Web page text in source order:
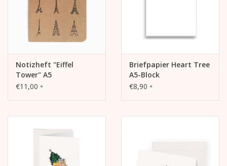
Notizheft "Eiffel
Tower" A5
€11,00 *
Briefpapier Heart Tree
A5-Block
€8,90 *